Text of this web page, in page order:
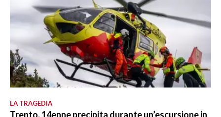
LA TRAGEDIA
Trento, 14enne precipita durante un’escursione in